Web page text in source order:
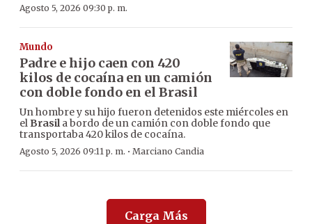
Agosto 5, 2026 09:30 p. m.
Mundo
Padre e hijo caen con 420
kilos de cocaína en un camión
con doble fondo en el Brasil
Un hombre y su hijo fueron detenidos este miércoles en
el Brasila bordo de un camión con doble fondo que
transportaba 420 kilos de cocaína.
Agosto 5, 2026 09:11 p. m. · Marciano Candia
Carga Más